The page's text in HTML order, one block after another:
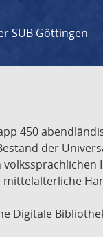
SUB Göttingen
450
der
Digitale